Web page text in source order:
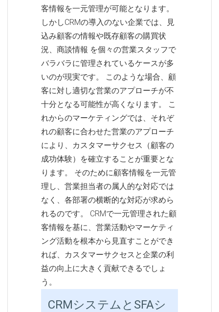
客情報を一元管理が可能となります。
しかしCRMの導入のない企業では、見
込み顧客の情報や既存顧客の購買状
況、商談情報 を個々の営業スタッフで
バラバラに管理されているケースが多
いのが現実です。 このような場合、顧
客に対し適切な営業のアプローチが不
十分となる可能性が高くなります。 こ
れからのマーケティングでは、それぞ
れの顧客に合わせた営業のアプローチ
により、カスタマーサクセス（顧客の
成功体験）を確立することが重要とな
ります。 そのために顧客情報を一元管
理し、営業担当者の属人的な対応では
なく、各部署の横断的な対応が求めら
れるのです。 CRMで一元管理された顧
客情報を基に、営業活動やマーケティ
ング活動を根本から見直すことができ
れば、カスタマーサクセスと企業の利
益の向上に大きく貢献できるでしょ
う。
CRMシステムとSFAシ